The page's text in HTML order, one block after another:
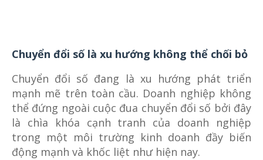
Chuyển đổi số là xu hướng không thể chối bỏ
Chuyển đổi số đang là xu hướng phát triển
mạnh mẽ trên toàn cầu. Doanh nghiệp không
thể đứng ngoài cuộc đua chuyển đổi số bởi đây
là chìa khóa cạnh tranh của doanh nghiệp
trong một môi trường kinh doanh đầy biến
động mạnh và khốc liệt như hiện nay.